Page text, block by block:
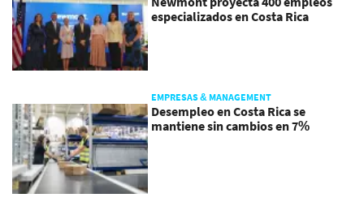
especializados en Costa Rica
EMPRESAS & MANAGEMENT
Desempleo en Costa Rica se
mantiene sin cambios en 7%